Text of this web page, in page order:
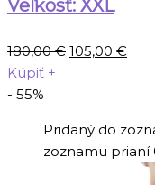
Veľkosť: XXL
180,00€ Pôvodná
105,00 €
Kúpiť +
- 55%
Pridaný do
zoznamu prianí